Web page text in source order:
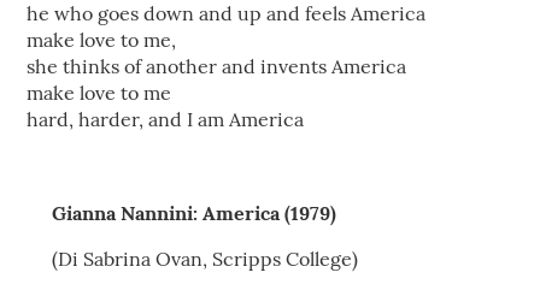
he who goes down and up and feels America
make love to me,
she thinks of another and invents America
make love to me
hard, harder, and I am America
Gianna Nannini: America (1979)
(Di Sabrina Ovan, Scripps College)